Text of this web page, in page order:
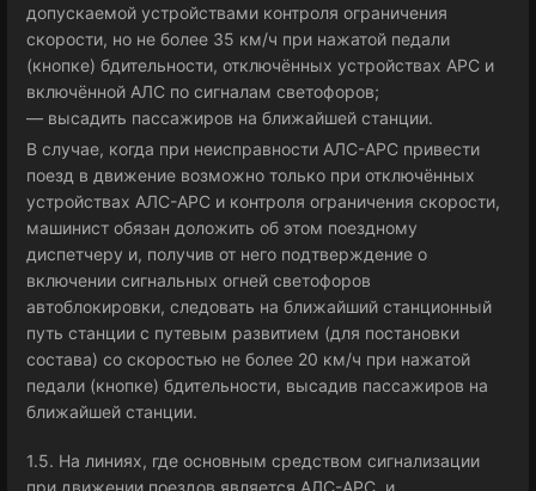
допускаемой устройствами контроля ограничения
скорости, но не более 35 км/ч при нажатой педали
(кнопке) бдительности, отключённых устройствах АРС и
включённой АЛС по сигналам светофоров;
— высадить пассажиров на ближайшей станции.
В случае, когда при неисправности АЛС-АРС привести
поезд в движение возможно только при отключённых
устройствах АЛС-АРС и контроля ограничения скорости,
машинист обязан доложить об этом поездному
диспетчеру и, получив от него подтверждение о
включении сигнальных огней светофоров
автоблокировки, следовать на ближайший станционный
путь станции с путевым развитием (для постановки
состава) со скоростью не более 20 км/ч при нажатой
педали (кнопке) бдительности, высадив пассажиров на
ближайшей станции.
1.5. На линиях, где основным средством сигнализации
при движении поездов является АЛС-АРС, и